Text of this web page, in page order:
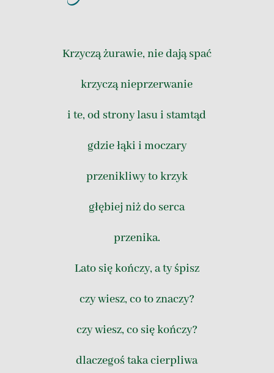
Krzyczą żurawie, nie dają spać
krzyczą nieprzerwanie
i te, od strony lasu i stamtąd
gdzie łąki i moczary
przenikliwy to krzyk
głębiej niż do serca
przenika.
Lato się kończy, a ty śpisz
czy wiesz, co to znaczy?
czy wiesz, co się kończy?
dlaczegoś taka cierpliwa